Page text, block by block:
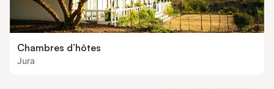
Chambres d’hôtes
Jura